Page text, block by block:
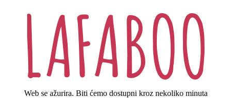
Web se ažurira. Biti ćemo dostupni kroz nekoliko minuta